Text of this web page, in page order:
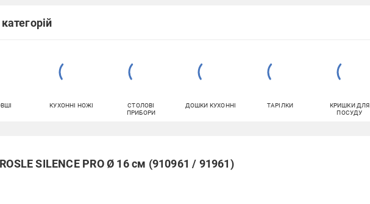
КУХОННІ НОЖІ
СТОЛОВІ
ПРИБОРИ
ДОШКИ КУХОННІ ТАРІЛКИ
КРИШКИ ДЛЯ
ПОСУДУ
SILENCE PRO Ø 16 см (910961 / 91961)